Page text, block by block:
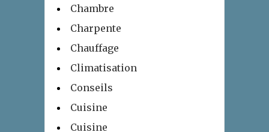
Chambre
Charpente
Chauffage
Climatisation
Conseils
Cuisine
Cuisine